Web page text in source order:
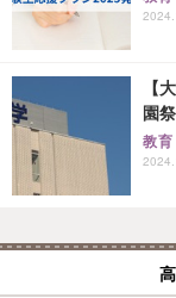
【
園
教育